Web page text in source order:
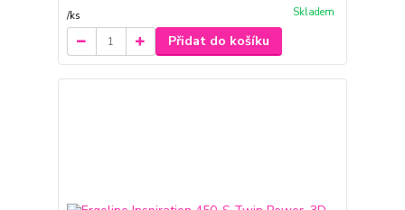
/ks Skladem
Přidat do košíku